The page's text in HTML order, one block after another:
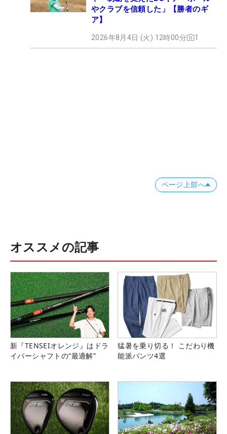
やクラブを信頼した」【勝者のギ
ア】
2026年8月4日 (火) 12時00分 1
ページ上部へ
オススメの記事
新『TENSEIオレンジ』はドラ
イバーシャフトの“最適解”
猛暑を乗り切る！ こだわり機
能派パンツ4選